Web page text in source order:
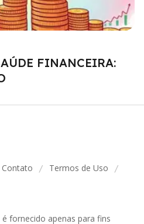
FINANCEIRA:
Contato / Termos de Uso /
fornecido apenas para fins